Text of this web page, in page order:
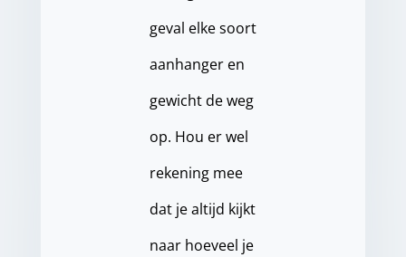
geval elke soort
aanhanger en
gewicht de weg
op. Hou er wel
rekening mee
dat je altijd kijkt
naar hoeveel je